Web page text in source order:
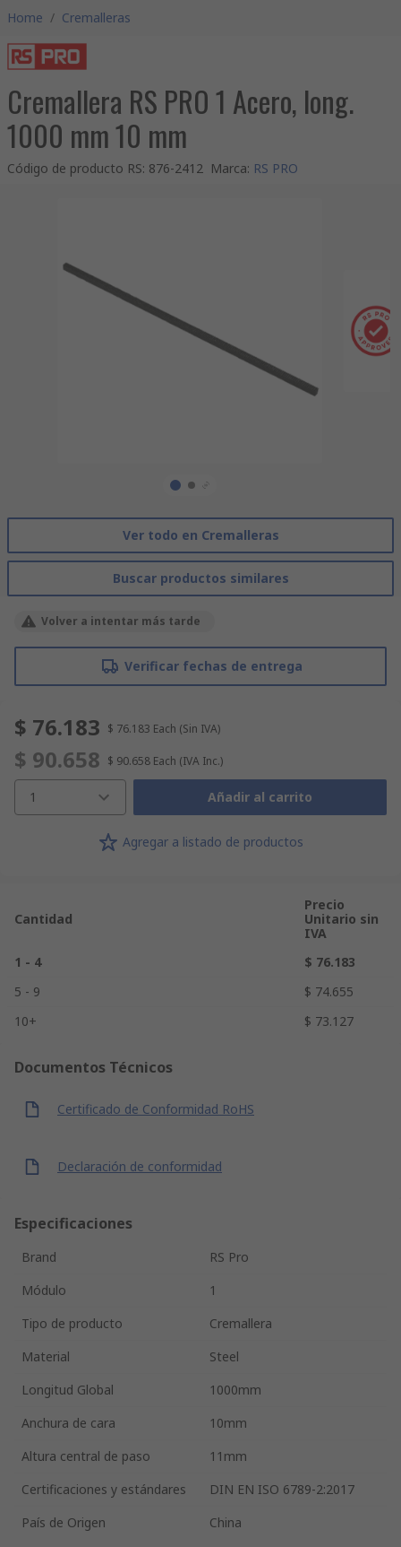
Home / Cremalleras
Cremallera RS PRO 1 Acero, long.
1000 mm 10 mm
Código de producto RS: 876-2412 Marca: RS PRO
Ver todo en Cremalleras
Buscar productos similares
Volver a intentar más tarde
Verificar fechas de entrega
$ 76.183 $ 76.183 Each (Sin IVA)
$ 90.658 $ 90.658 Each (IVA Inc.)
1 Añadir al carrito
Agregar a listado de productos
Cantidad
Precio
Unitario sin
IVA
1 - 4
$ 76.183
5 - 9
$ 74.655
10+
$ 73.127
Documentos Técnicos
Certificado de Conformidad RoHS
Declaración de conformidad
Especificaciones
Brand
RS Pro
Módulo
1
Tipo de producto
Cremallera
Material
Steel
Longitud Global
1000mm
Anchura de cara
10mm
Altura central de paso
11mm
Certificaciones y estándares
DIN EN ISO 6789-2:2017
País de Origen
China